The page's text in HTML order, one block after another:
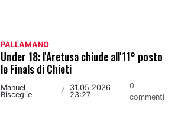
PALLAMANO
Under 18: l'Aretusa chiude all'11° posto
le Finals di Chieti
Manuel
Bisceglie
/
31.05.2026
23:27
0
commenti